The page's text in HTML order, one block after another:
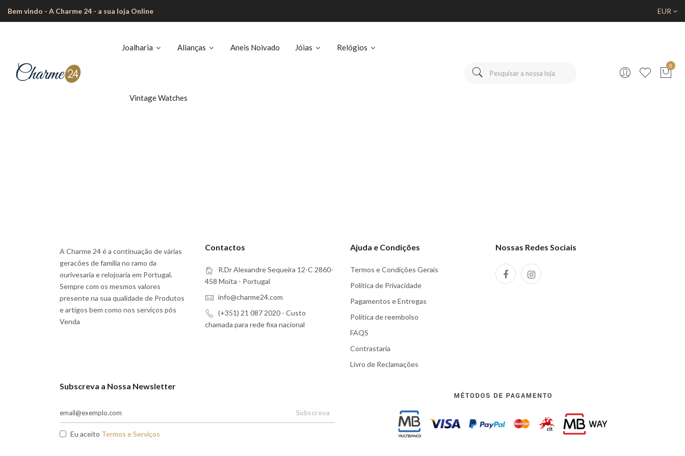
Bem vindo - A Charme 24 - a sua loja Online EUR
Joalharia Alianças Aneis Noivado Jóias Relógios
Vintage Watches
0
A Charme 24 é a continuação de várias
geracões de familia no ramo da
ourivesaria e relojoaria em Portugal.
Sempre com os mesmos valores
presente na sua qualidade de Produtos
e artigos bem como nos serviços pós
Venda
Contactos
R.Dr Alexandre Sequeira 12-C 2860-
458 Moita - Portugal
info@charme24.com
(+351) 21 087 2020 - Custo
chamada para rede fixa nacional
Ajuda e Condições
Termos e Condições Gerais
Politica de Privacidade
Pagamentos e Entregas
Política de reembolso
FAQS
Contrastaria
Livro de Reclamações
Nossas Redes Sociais
Subscreva a Nossa Newsletter
Subscreva
Eu aceito Termos e Serviços